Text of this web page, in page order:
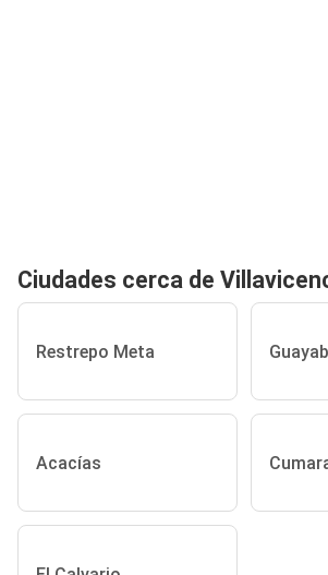
Ciudades cerca de
Restrepo Meta
Acacías